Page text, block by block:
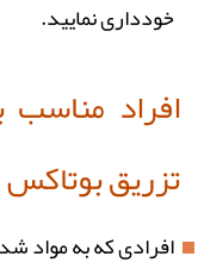
خودداری نمایید.
افراد مناسب
تزریق بوتاکس
افرادی که به مواد